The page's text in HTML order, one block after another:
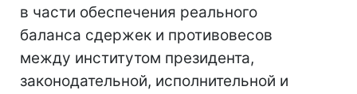
в части обеспечения реального
баланса сдержек и противовесов
между институтом президента,
законодательной, исполнительной и